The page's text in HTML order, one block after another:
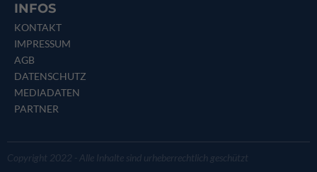
INFOS
KONTAKT
IMPRESSUM
AGB
DATENSCHUTZ
MEDIADATEN
PARTNER
Copyright 2022 - Alle Inhalte sind urheberrechtlich geschützt